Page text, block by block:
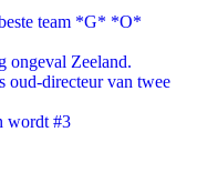
team *G* *O*
ongeval Zeeland.
oud-directeur van twee
wordt #3